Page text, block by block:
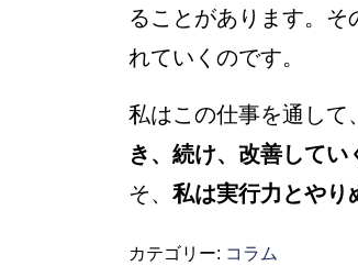
ることがあります。そ
れていくのです。
私はこの仕事を通して、
き、続け、改善してい
そ、 私は実行力とやり
カテゴリー: コラム